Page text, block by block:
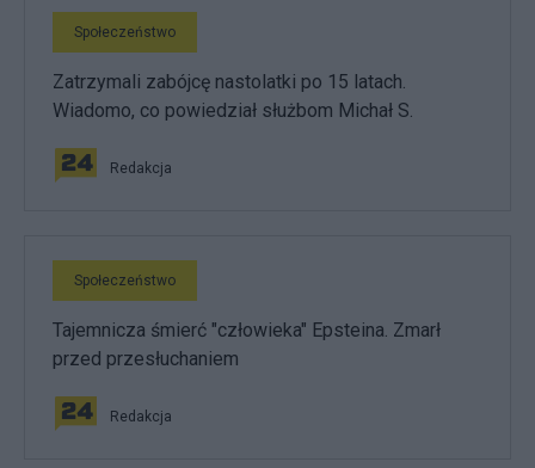
Społeczeństwo
Zatrzymali zabójcę nastolatki po 15 latach.
Wiadomo, co powiedział służbom Michał S.
Redakcja
Społeczeństwo
Tajemnicza śmierć "człowieka" Epsteina. Zmarł
przed przesłuchaniem
Redakcja